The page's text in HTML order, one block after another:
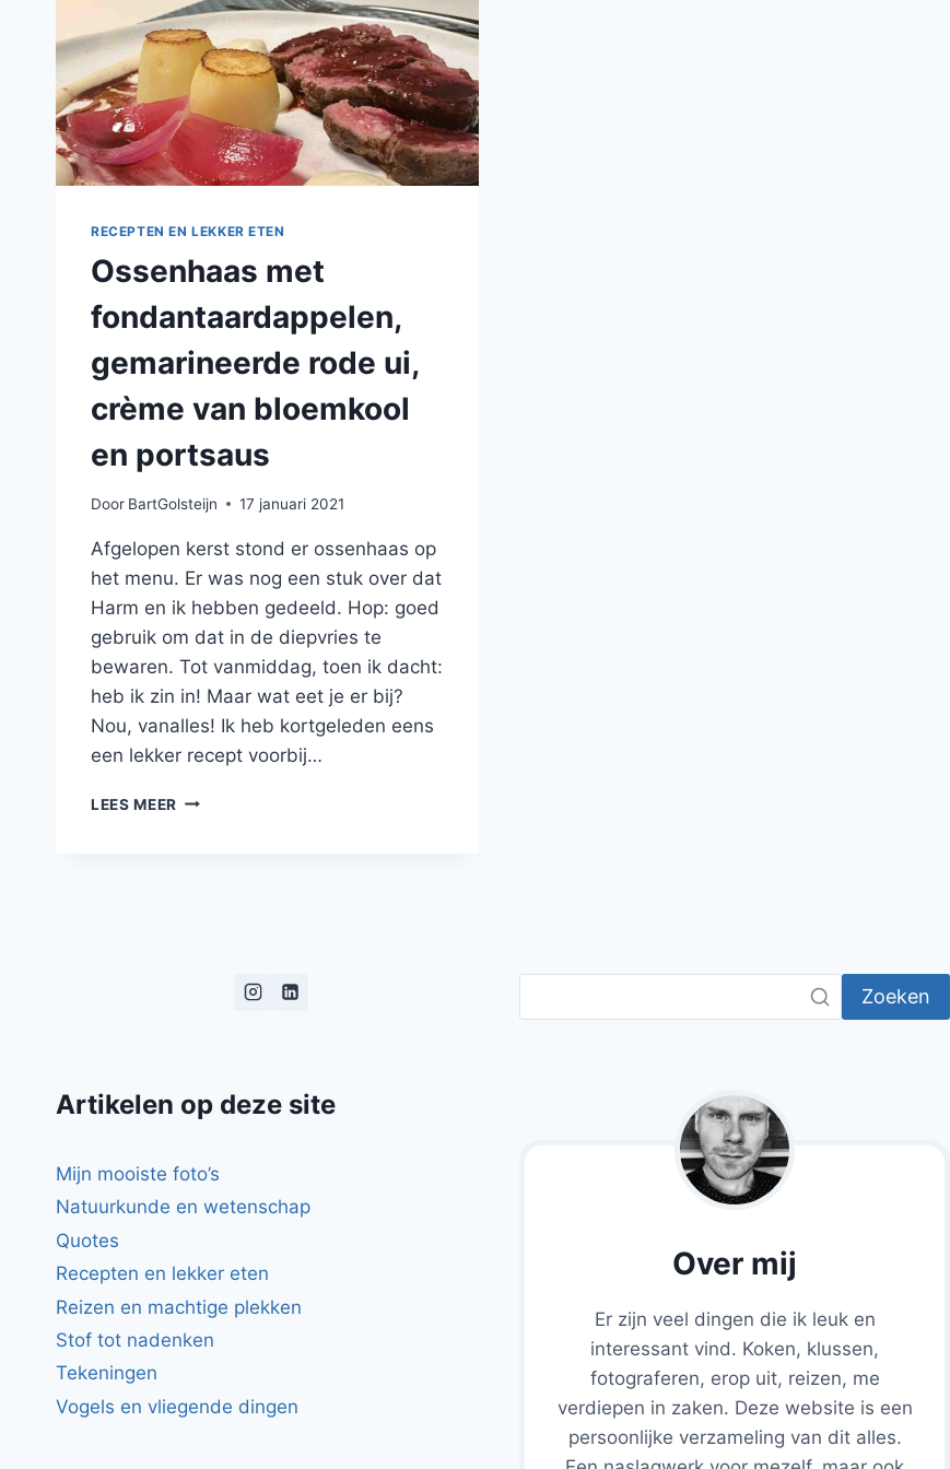
RECEPTEN EN LEKKER ETEN
Ossenhaas met
fondantaardappelen,
gemarineerde rode ui,
crème van bloemkool
en portsaus
Door BartGolsteijn 17 januari 2021
Afgelopen kerst stond er ossenhaas op
het menu. Er was nog een stuk over dat
Harm en ik hebben gedeeld. Hop: goed
gebruik om dat in de diepvries te
bewaren. Tot vanmiddag, toen ik dacht:
heb ik zin in! Maar wat eet je er bij?
Nou, vanalles! Ik heb kortgeleden eens
een lekker recept voorbij…
LEES MEER OSSENHAAS
BLOEMKOOL
Zoeken
Artikelen op deze site
Mijn mooiste foto’s
Natuurkunde en wetenschap
Quotes
Recepten en lekker eten
Reizen en machtige plekken
Stof tot nadenken
Tekeningen
Vogels en vliegende dingen
Over mij
Er zijn veel dingen die ik leuk en
interessant vind. Koken, klussen,
fotograferen, erop uit, reizen, me
verdiepen in zaken. Deze website is een
persoonlijke verzameling van dit alles.